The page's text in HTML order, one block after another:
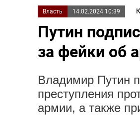
Власть 14.02.2024 10:39
Путин
за фейки об
Владимир Путин
преступления
армии, а также